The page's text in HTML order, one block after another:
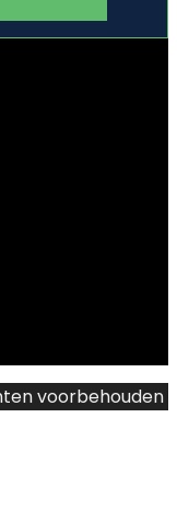
voorbehouden